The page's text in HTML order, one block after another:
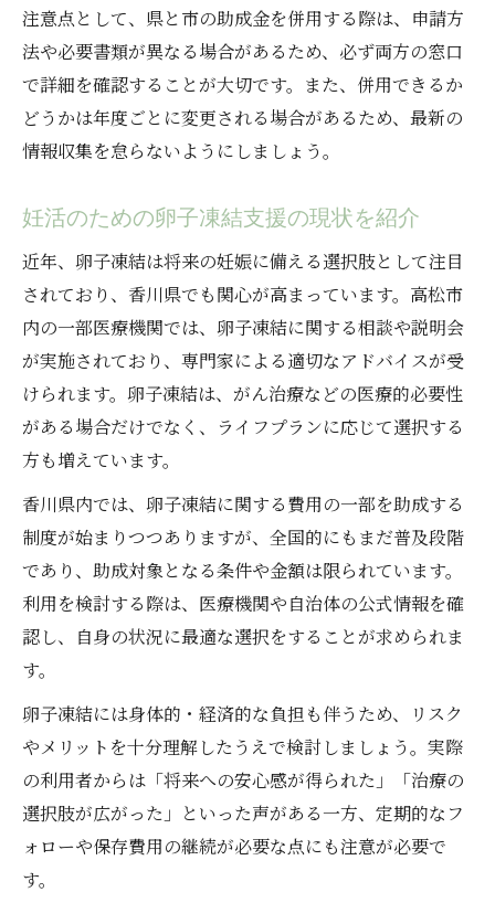
注意点として、県と市の助成金を併用する際は、申請方
法や必要書類が異なる場合があるため、必ず両方の窓口
で詳細を確認することが大切です。また、併用できるか
どうかは年度ごとに変更される場合があるため、最新の
情報収集を怠らないようにしましょう。
妊活のための卵子凍結支援の現状を紹介
近年、卵子凍結は将来の妊娠に備える選択肢として注目
されており、香川県でも関心が高まっています。高松市
内の一部医療機関では、卵子凍結に関する相談や説明会
が実施されており、専門家による適切なアドバイスが受
けられます。卵子凍結は、がん治療などの医療的必要性
がある場合だけでなく、ライフプランに応じて選択する
方も増えています。
香川県内では、卵子凍結に関する費用の一部を助成する
制度が始まりつつありますが、全国的にもまだ普及段階
であり、助成対象となる条件や金額は限られています。
利用を検討する際は、医療機関や自治体の公式情報を確
認し、自身の状況に最適な選択をすることが求められま
す。
卵子凍結には身体的・経済的な負担も伴うため、リスク
やメリットを十分理解したうえで検討しましょう。実際
の利用者からは「将来への安心感が得られた」「治療の
選択肢が広がった」といった声がある一方、定期的なフ
ォローや保存費用の継続が必要な点にも注意が必要で
す。